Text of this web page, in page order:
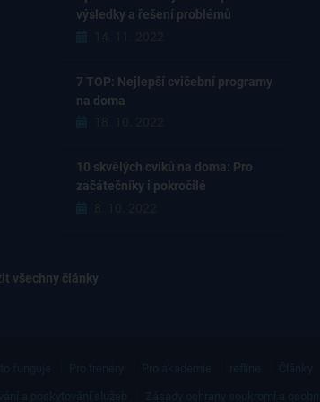
výsledky a řešení problémů
7 TOP: Nejlepší cvičební programy
na doma
10 skvělých cviků na doma: Pro
začátečníky i pokročilé
všechny články